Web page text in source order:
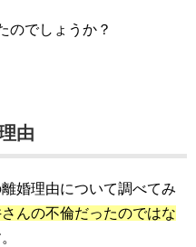
のでしょうか？
由
婚理由について調べてみ
んの不倫だったのではな